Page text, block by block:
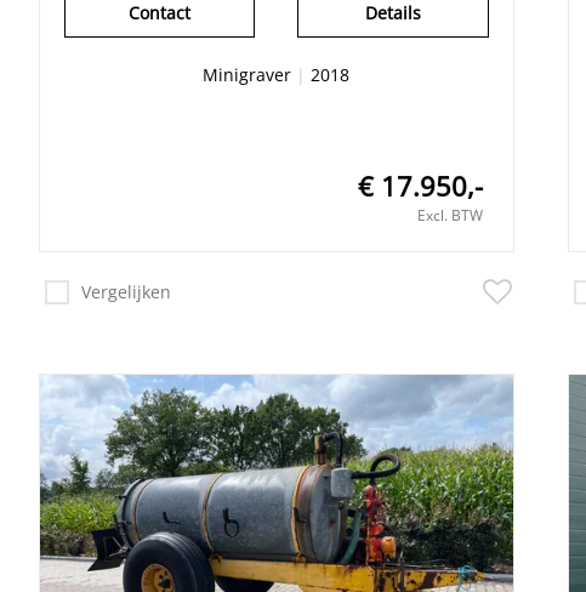
Details
Contact
Minigraver |2018
€ 17.950,-
Excl. BTW
Vergelijken